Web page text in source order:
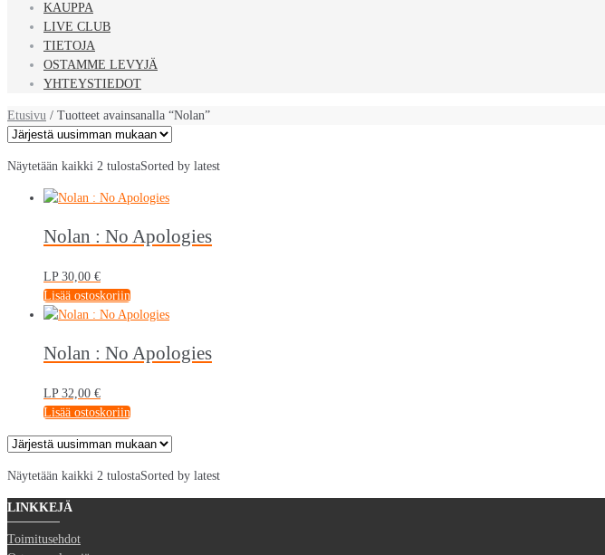
KAUPPA
LIVE CLUB
TIETOJA
OSTAMME LEVYJÄ
YHTEYSTIEDOT
Etusivu / Tuotteet avainsanalla “Nolan”
Näytetään kaikki 2 tulostaSorted by latest
Nolan : No Apologies
LP 30,00 €
Lisää ostoskoriin
Nolan : No Apologies
LP 32,00 €
Lisää ostoskoriin
Näytetään kaikki 2 tulostaSorted by latest
LINKKEJÄ
Toimitusehdot